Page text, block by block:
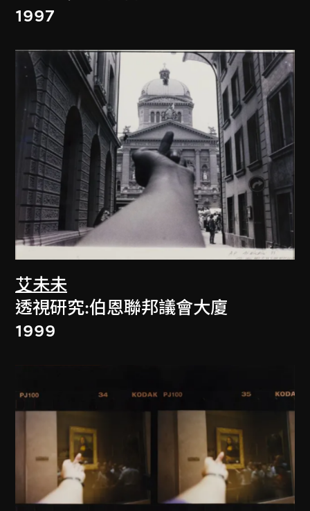
1997
艾未未
透視研究:伯恩聯邦議會大廈
1999